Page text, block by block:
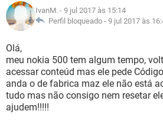
GUIA DE COMPRAS
OUTLOOK
INSTAGRAM
GUIA DE COMPRAS
CELULAR
INSTAGRAM GMAIL
GUIA DE COMPRAS
GLOSSÁRIO
JOGOS
CELULAR
OUTLOOK EXCEL
INSTAGRAM GMAIL
GUIA DE COMPRAS
IvanM. - 9 jul 2017 às 15:14
Perfil bloqueado - 9 jul 2017 às
Olá,
meu nokia 500 tem algum tempo,
acessar conteúd mas ele pede
anda o de fabrica maz ele não está
tudo mas não consigo nem resetar
ajudem!!!!!